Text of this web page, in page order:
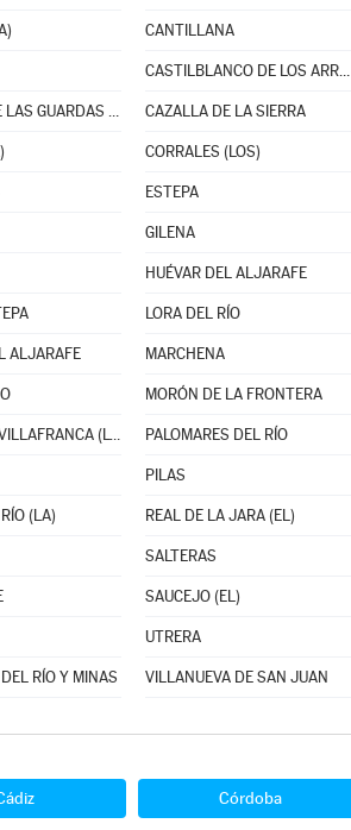
CANTILLANA
CASTILBLANCO DE LOS ARROYOS
CASTILLO DE LAS GUARDAS (EL) CAZALLA DE LA SIERRA
CORRALES (LOS)
ESTEPA
GILENA
HUÉVAR DEL ALJARAFE
LORA DEL RÍO
ALJARAFE MARCHENA
MORÓN DE LA FRONTERA
PALACIOS Y VILLAFRANCA (LOS) PALOMARES DEL RÍO
PILAS
(LA) REAL DE LA JARA (EL)
SALTERAS
SAUCEJO (EL)
UTRERA
RÍO Y MINAS VILLANUEVA DE SAN JUAN
Córdoba